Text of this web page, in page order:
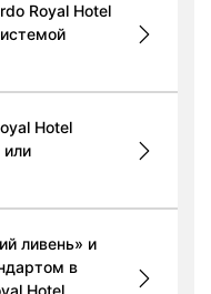
Royal Hotel
Hotel
ливень» и
в